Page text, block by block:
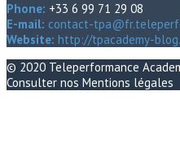
Phone: +33 6 99 71 29 08
E-mail: contact-
Website: http://tpacademy-
© 2020 Teleperformance
Consulter nos Mentions légales